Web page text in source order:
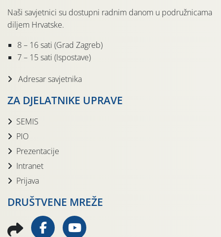
Naši savjetnici su dostupni radnim danom u podružnicama
diljem Hrvatske.
8 – 16 sati (Grad Zagreb)
7 – 15 sati (Ispostave)
Adresar savjetnika
ZA DJELATNIKE UPRAVE
SEMIS
PIO
Prezentacije
Intranet
Prijava
DRUŠTVENE MREŽE